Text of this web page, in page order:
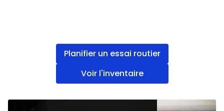
Planifier un essai routier
Voir l'inventaire